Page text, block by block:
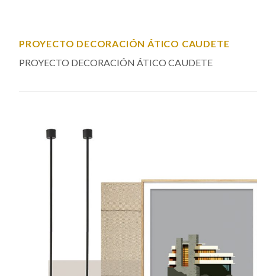
PROYECTO DECORACIÓN ÁTICO CAUDETE
PROYECTO DECORACIÓN ÁTICO CAUDETE